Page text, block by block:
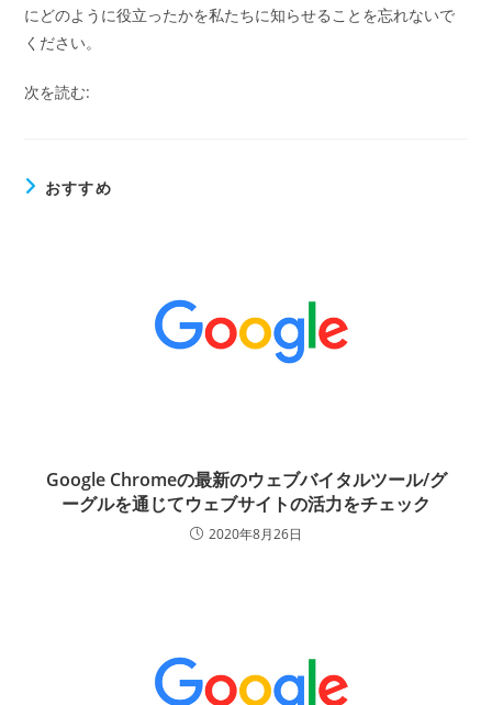
にどのように役立ったかを私たちに知らせることを忘れないで
ください。
次を読む:
おすすめ
Google Chromeの最新のウェブバイタルツール/グ
ーグルを通じてウェブサイトの活力をチェック
2020年8月26日